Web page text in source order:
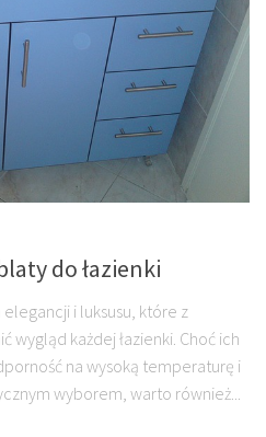
do łazienki
i luksusu, które z
każdej łazienki. Choć ich
na wysoką temperaturę i
wyborem, warto również...